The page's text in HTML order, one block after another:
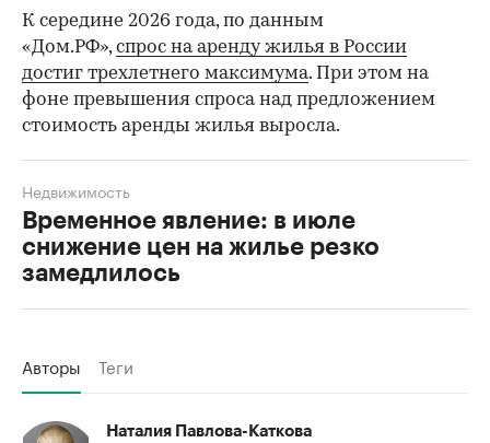
К середине 2026 года, по данным
«Дом.РФ»,спрос на аренду жилья в России
достиг трехлетнего максимума. При этом на
фоне превышения спроса над предложением
стоимость аренды жилья выросла.
Временное явление: в июле
снижение цен на жилье резко
замедлилось
Недвижимость
Авторы Теги
Наталия Павлова-Каткова